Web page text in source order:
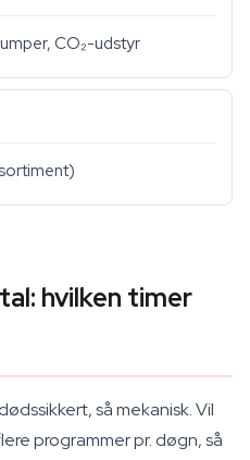
CO₂-udstyr
hvilken timer
så mekanisk. Vil
programmer pr. døgn, så